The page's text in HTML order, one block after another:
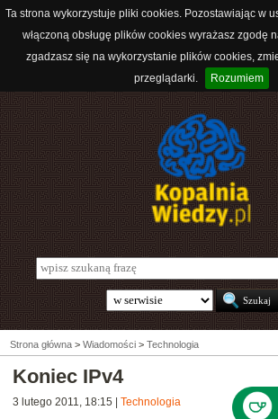
Ta strona wykorzystuje pliki cookies. Pozostawiając w
włączoną obsługę plików cookies wyrażasz zgodę
zgadzasz się na wykorzystanie plików cookies,
przeglądarki.
Rozumiem
Strona główna > Wiadomości > Technologia
Koniec IPv4
3 lutego 2011, 18:15 Technologia